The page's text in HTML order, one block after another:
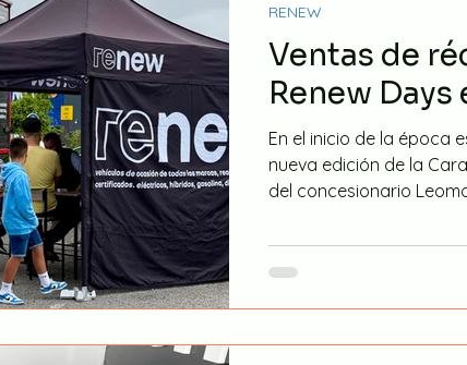
Ventas de
Renew
En el inicio de la época
nueva edición de la
del concesionario
RENEW